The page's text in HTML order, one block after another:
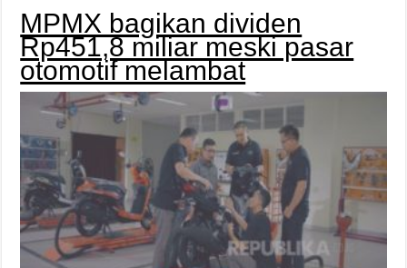
MPMX bagikan dividen
Rp451,8 miliar meski pasar
otomotif melambat